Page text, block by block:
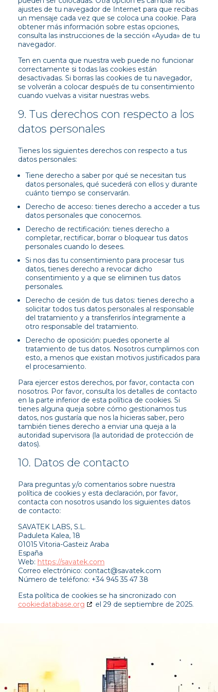
ajustes de tu navegador de Internet para que recibas
un mensaje cada vez que se coloca una cookie. Para
obtener más información sobre estas opciones,
consulta las instrucciones de la sección «Ayuda» de tu
navegador.
Ten en cuenta que nuestra web puede no funcionar
correctamente si todas las cookies están
desactivadas. Si borras las cookies de tu navegador,
se volverán a colocar después de tu consentimiento
cuando vuelvas a visitar nuestras webs.
9. Tus derechos con respecto a los
datos personales
Tienes los siguientes derechos con respecto a tus
datos personales:
Tiene derecho a saber por qué se necesitan tus
datos personales, qué sucederá con ellos y durante
cuánto tiempo se conservarán.
Derecho de acceso: tienes derecho a acceder a tus
datos personales que conocemos.
Derecho de rectificación: tienes derecho a
completar, rectificar, borrar o bloquear tus datos
personales cuando lo desees.
Si nos das tu consentimiento para procesar tus
datos, tienes derecho a revocar dicho
consentimiento y a que se eliminen tus datos
personales.
Derecho de cesión de tus datos: tienes derecho a
solicitar todos tus datos personales al responsable
del tratamiento y a transferirlos íntegramente a
otro responsable del tratamiento.
Derecho de oposición: puedes oponerte al
tratamiento de tus datos. Nosotros cumplimos con
esto, a menos que existan motivos justificados para
el procesamiento.
Para ejercer estos derechos, por favor, contacta con
nosotros. Por favor, consulta los detalles de contacto
en la parte inferior de esta política de cookies. Si
tienes alguna queja sobre cómo gestionamos tus
datos, nos gustaría que nos la hicieras saber, pero
también tienes derecho a enviar una queja a la
autoridad supervisora (la autoridad de protección de
datos).
10. Datos de contacto
Para preguntas y/o comentarios sobre nuestra
política de cookies y esta declaración, por favor,
contacta con nosotros usando los siguientes datos
de contacto:
SAVATEK LABS, S.L.
Paduleta Kalea, 18
01015 Vitoria-Gasteiz Araba
España
Web: https://savatek.com
Correo electrónico: contact@savatek.com
Número de teléfono: +34 945 35 47 38
Esta política de cookies se ha sincronizado con
cookiedatabase.org
el 29 de septiembre de 2025.